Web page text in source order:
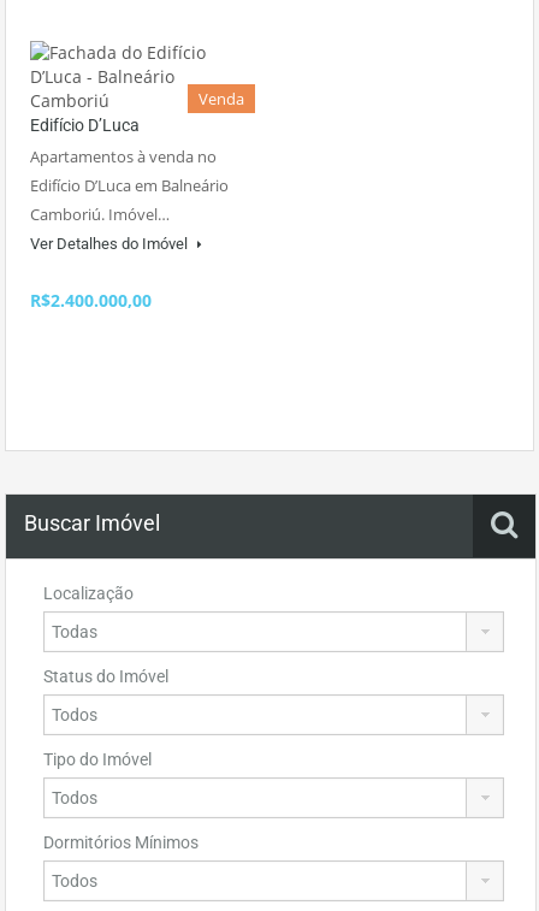
Venda
Edifício D’Luca
Apartamentos à venda no
Edifício D’Luca em Balneário
Camboriú. Imóvel…
Ver Detalhes do Imóvel
R$2.400.000,00
Buscar Imóvel
Localização
Status do Imóvel
Tipo do Imóvel
Dormitórios Mínimos